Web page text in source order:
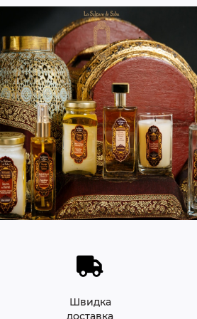
Швидка
доставка